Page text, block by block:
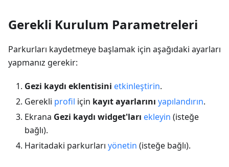
Gerekli Kurulum Parametreleri
Parkurları kaydetmeye başlamak için aşağıdaki ayarları
yapmanız gerekir:
Gezi kaydı eklentisini etkinleştirin.
Gerekli profil için kayıt ayarlarını yapılandırın.
Ekrana Gezi kaydı widget'ları ekleyin (isteğe
bağlı).
Haritadaki parkurları yönetin (isteğe bağlı).